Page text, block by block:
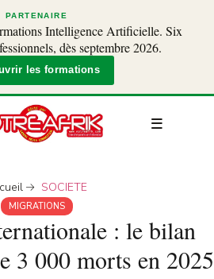
PARTENAIRE
Intelligence Artificielle. Six
dès septembre 2026.
les formations
SOCIETE
MIGRATIONS
: le bilan
3 000 morts en 2025